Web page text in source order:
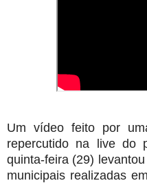
Um vídeo feito por
repercutido na live do
quinta-feira (29)
municipais realizadas